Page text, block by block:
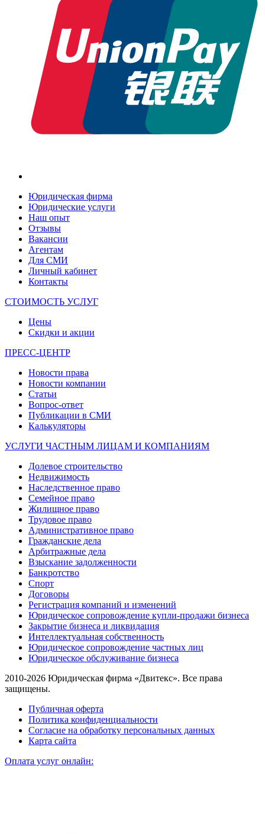
Юридическая фирма
Юридические услуги
Наш опыт
Отзывы
Вакансии
Агентам
Для СМИ
Личный кабинет
Контакты
СТОИМОСТЬ УСЛУГ
Цены
Скидки и акции
ПРЕСС-ЦЕНТР
Новости права
Новости компании
Статьи
Вопрос-ответ
Публикации в СМИ
Калькуляторы
УСЛУГИ ЧАСТНЫМ ЛИЦАМ И КОМПАНИЯМ
Долевое строительство
Недвижимость
Наследственное право
Семейное право
Жилищное право
Трудовое право
Административное право
Гражданские дела
Арбитражные дела
Взыскание задолженности
Банкротство
Спорт
Договоры
Регистрация компаний и изменений
Юридическое сопровождение купли-продажи бизнеса
Закрытие бизнеса и ликвидация
Интеллектуальная собственность
Юридическое сопровождение частных лиц
Юридическое обслуживание бизнеса
2010-2026 Юридическая фирма «Двитекс». Все права
защищены.
Публичная оферта
Политика конфиденциальности
Согласие на обработку персональных данных
Карта сайта
Оплата услуг онлайн: